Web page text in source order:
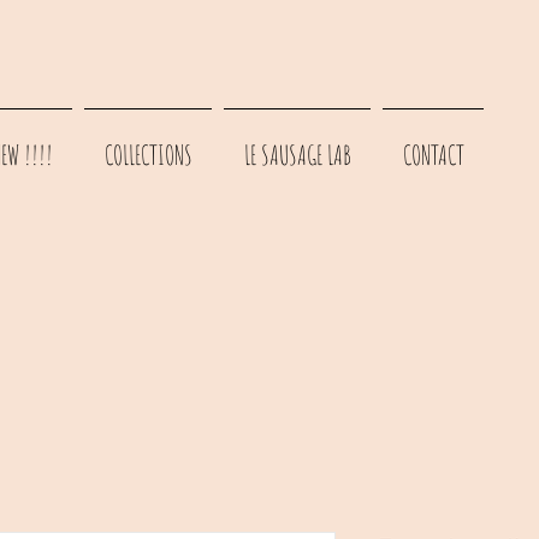
!!!! COLLECTIONS LE SAUSAGE LAB CONTACT